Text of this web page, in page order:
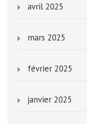
avril 2025
mars 2025
février 2025
janvier 2025